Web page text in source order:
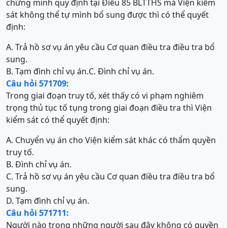
chứng minh quy định tại Điều 85 BLTTHS mà Viện kiểm
sát không thể tự mình bổ sung được thì có thể quyết
định:
A. Trả hồ sơ vụ án yêu cầu Cơ quan điều tra điều tra bổ
sung.
B. Tạm đình chỉ vụ án.C. Đình chỉ vụ án.
Câu hỏi 571709:
Trong giai đoạn truy tố, xét thấy có vi phạm nghiêm
trọng thủ tục tố tụng trong giai đoạn điều tra thì Viện
kiểm sát có thể quyết định:
A. Chuyển vụ án cho Viện kiểm sát khác có thẩm quyền
truy tố.
B. Đình chỉ vụ án.
C. Trả hồ sơ vụ án yêu cầu Cơ quan điều tra điều tra bổ
sung.
D. Tạm đình chỉ vụ án.
Câu hỏi 571711:
Người nào trong những người sau đây không có quyền